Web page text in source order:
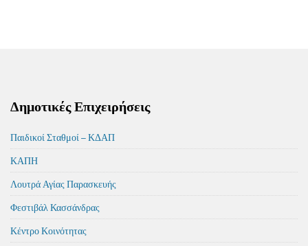
Δημοτικές Επιχειρήσεις
Παιδικοί Σταθμοί – ΚΔΑΠ
ΚΑΠΗ
Λουτρά Αγίας Παρασκευής
Φεστιβάλ Κασσάνδρας
Κέντρο Κοινότητας